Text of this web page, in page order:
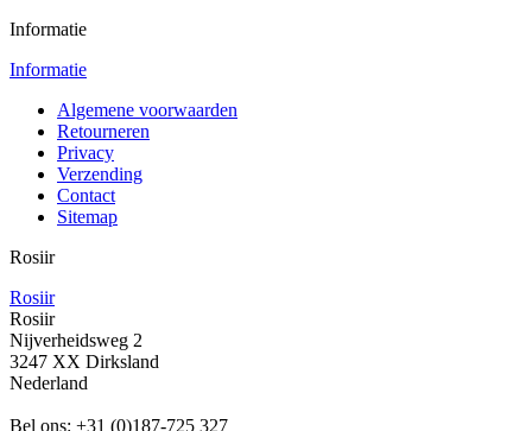
Informatie
Informatie
Algemene voorwaarden
Retourneren
Privacy
Verzending
Contact
Sitemap
Rosiir
Rosiir
Rosiir
Nijverheidsweg 2
3247 XX Dirksland
Nederland
Bel ons: +31 (0)187-725 327